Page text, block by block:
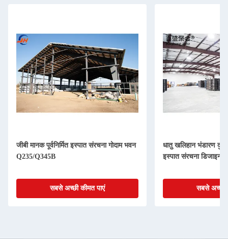
जीबी मानक पूर्वनिर्मित इस्पात संरचना गोदाम भवन
Q235/Q345B
सबसे अच्छी कीमत पाएं
धातु खलिहान भंडारण दुकान
इस्पात संरचना डिजाइन
सबसे अच्छी